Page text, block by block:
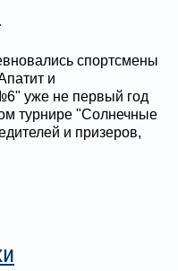
спортсмены
и
уже не первый год
турнире "Солнечные
и призеров,